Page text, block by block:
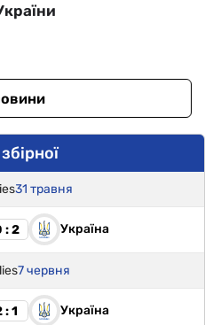
31 травня
: 2 Україна
7 червня
: 1 Україна